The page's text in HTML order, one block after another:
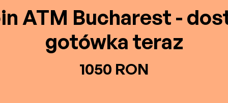
ATM Bucharest -
gotówka teraz
1050 RON